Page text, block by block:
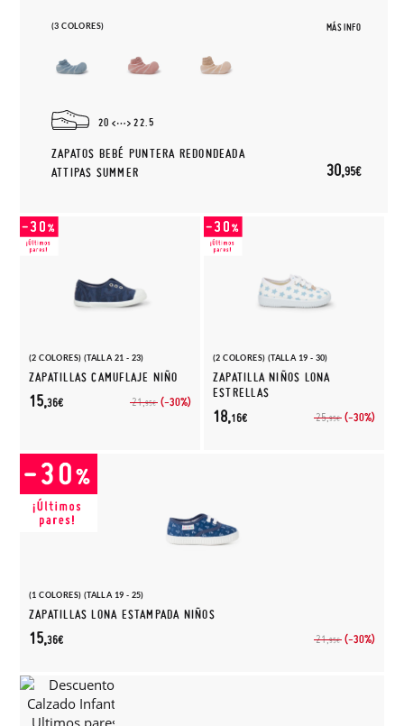
(3 COLORES) MÁS INFO
20 22.5
ZAPATOS BEBÉ PUNTERA REDONDEADA
ATTIPAS SUMMER
30,95€
(2 COLORES) (TALLA 21 - 23)
ZAPATILLAS CAMUFLAJE NIÑO
21,95€ (-30%)
15,36€
(2 COLORES) (TALLA 19 - 30)
ZAPATILLA NIÑOS LONA
ESTRELLAS
25,95€ (-30%)
18,16€
(1 COLORES) (TALLA 19 - 25)
ZAPATILLAS LONA ESTAMPADA NIÑOS
21,95€ (-30%)
15,36€